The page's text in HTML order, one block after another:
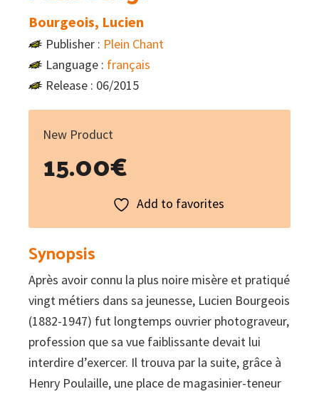
Bourgeois, Lucien
Publisher : Plein Chant
Language : français
Release : 06/2015
New Product
15.00€
Add to favorites
Synopsis
Après avoir connu la plus noire misère et pratiqué
vingt métiers dans sa jeunesse, Lucien Bourgeois
(1882-1947) fut longtemps ouvrier photograveur,
profession que sa vue faiblissante devait lui
interdire d’exercer. Il trouva par la suite, grâce à
Henry Poulaille, une place de magasinier-teneur